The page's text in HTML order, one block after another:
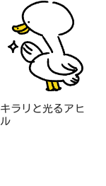
キラリと光るアヒ
ル